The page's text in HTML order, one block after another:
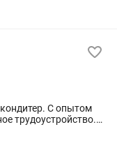
кондитер. С опытом
трудоустройство.
10 числа каждого